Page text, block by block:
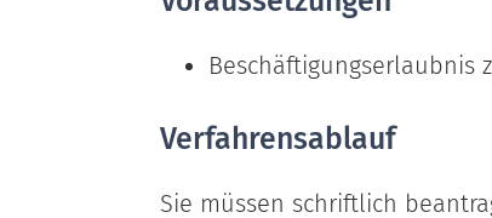
Beschäftigungserlaubnis
Verfahrensablauf
Sie müssen schriftlich